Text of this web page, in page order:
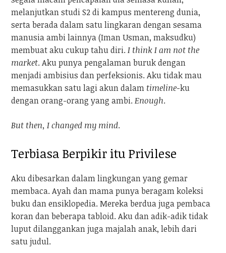
melanjutkan studi S2 di kampus mentereng dunia,
serta berada dalam satu lingkaran dengan sesama
manusia ambi lainnya (Iman Usman, maksudku)
membuat aku cukup tahu diri.I think I am not the
market. Aku punya pengalaman buruk dengan
menjadi ambisius dan perfeksionis. Aku tidak mau
memasukkan satu lagi akun dalamtimeline-ku
dengan orang-orang yang ambi.Enough.
But then, I changed my mind.
Terbiasa Berpikir itu Privilese
Aku dibesarkan dalam lingkungan yang gemar
membaca. Ayah dan mama punya beragam koleksi
buku dan ensiklopedia. Mereka berdua juga pembaca
koran dan beberapa tabloid. Aku dan adik-adik tidak
luput dilanggankan juga majalah anak, lebih dari
satu judul.